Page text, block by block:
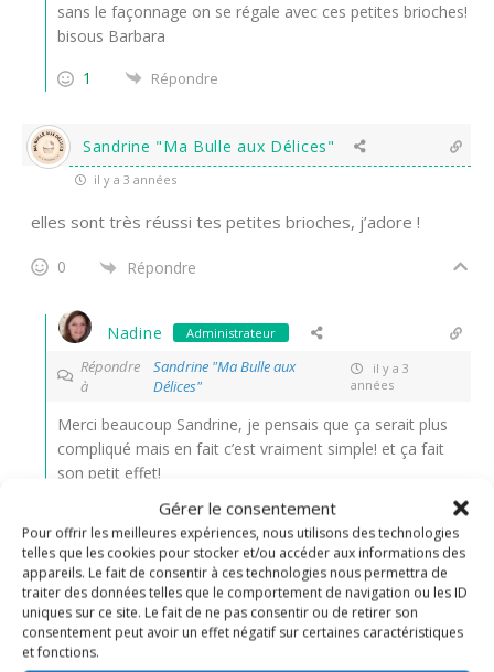
Gérer le consentement
Pour offrir les meilleures expériences, nous utilisons des technologies
telles que les cookies pour stocker et/ou accéder aux informations des
appareils. Le fait de consentir à ces technologies nous permettra de
traiter des données telles que le comportement de navigation ou les ID
uniques sur ce site. Le fait de ne pas consentir ou de retirer son
consentement peut avoir un effet négatif sur certaines caractéristiques
et fonctions.
sans le façonnage on se régale avec ces petites brioches!
bisous Barbara
1
Répondre
Sandrine "Ma Bulle aux Délices"
il y a 3 années
elles sont très réussi tes petites brioches, j’adore !
0 Répondre
Nadine Administrateur
Répondre
à
Sandrine "Ma Bulle aux
Délices"
il y a 3
années
Merci beaucoup Sandrine, je pensais que ça serait plus
compliqué mais en fait c’est vraiment simple! et ça fait
son petit effet!
Répondre
jean-patrice
il y a 3 années